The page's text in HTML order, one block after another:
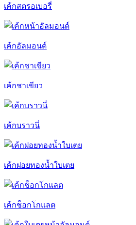
เค้กสตรอเบอรี่
เค้กอัลมอนด์
เค้กชาเขียว
เค้กบราวนี่
เค้กฝอยทองน้ำใบเตย
เค้กช็อกโกแลต